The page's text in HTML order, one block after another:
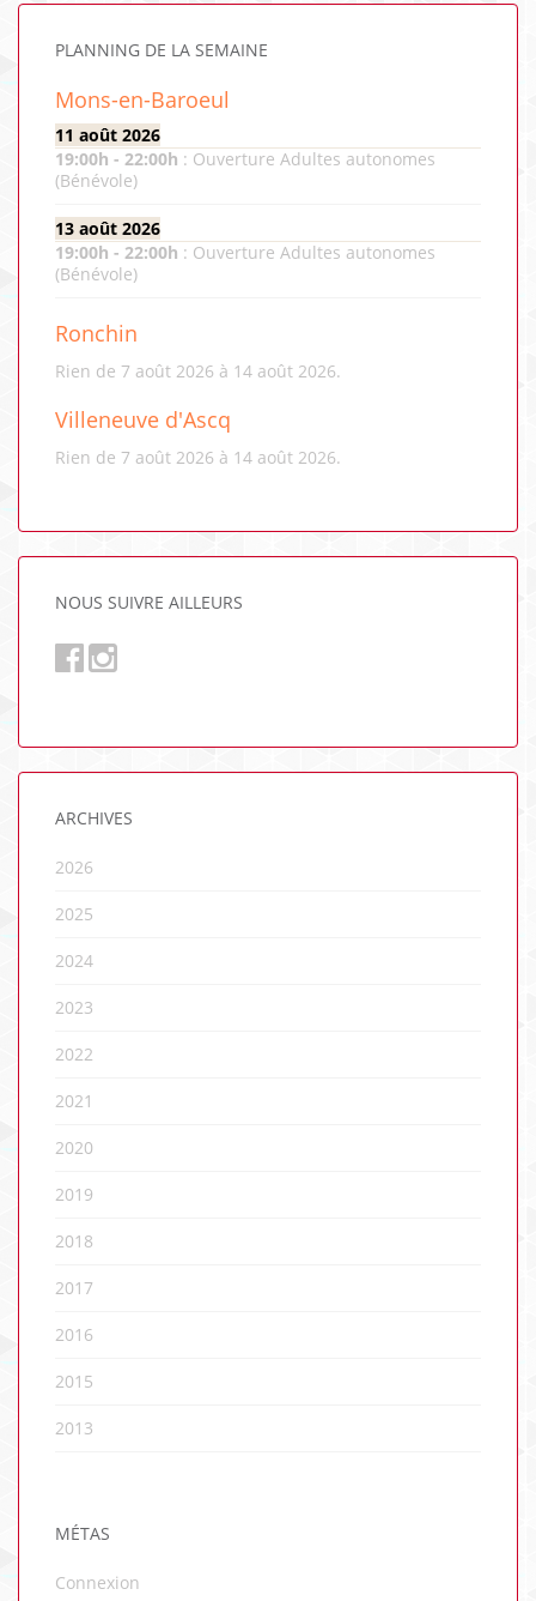
PLANNING DE LA SEMAINE
Mons-en-Baroeul
11 août 2026
19:00h - 22:00h : Ouverture Adultes autonomes
(Bénévole)
13 août 2026
19:00h - 22:00h : Ouverture Adultes autonomes
(Bénévole)
Ronchin
Rien de 7 août 2026 à 14 août 2026.
Villeneuve d'Ascq
Rien de 7 août 2026 à 14 août 2026.
NOUS SUIVRE AILLEURS
ARCHIVES
2026
2025
2024
2023
2022
2021
2020
2019
2018
2017
2016
2015
2013
MÉTAS
Connexion